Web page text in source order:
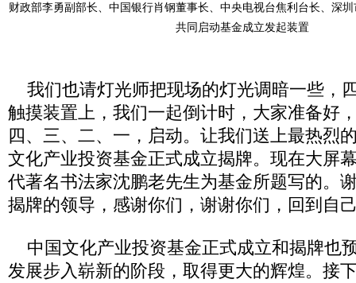
财政部李勇副部长、中国银行肖钢董事长、中央电视台焦利台长、深
共同启动基金成立发起装置
我们也请灯光师把现场的灯光调暗一些，
触摸装置上，我们一起倒计时，大家准备好
四、三、二、一，启动。让我们送上最热烈
文化产业投资基金正式成立揭牌。现在大屏
代著名书法家沈鹏老先生为基金所题写的。
揭牌的领导，感谢你们，谢谢你们，回到自
中国文化产业投资基金正式成立和揭牌也
发展步入崭新的阶段，取得更大的辉煌。接